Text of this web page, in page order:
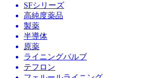
SFシリーズ
高純度薬品
製薬
半導体
原薬
ライニングバルブ
テフロン